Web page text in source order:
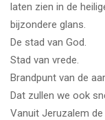
laten zien in de
bijzondere glans.
De stad van God.
Stad van vrede.
Brandpunt van de
Dat zullen we ook
Vanuit Jeruzalem de